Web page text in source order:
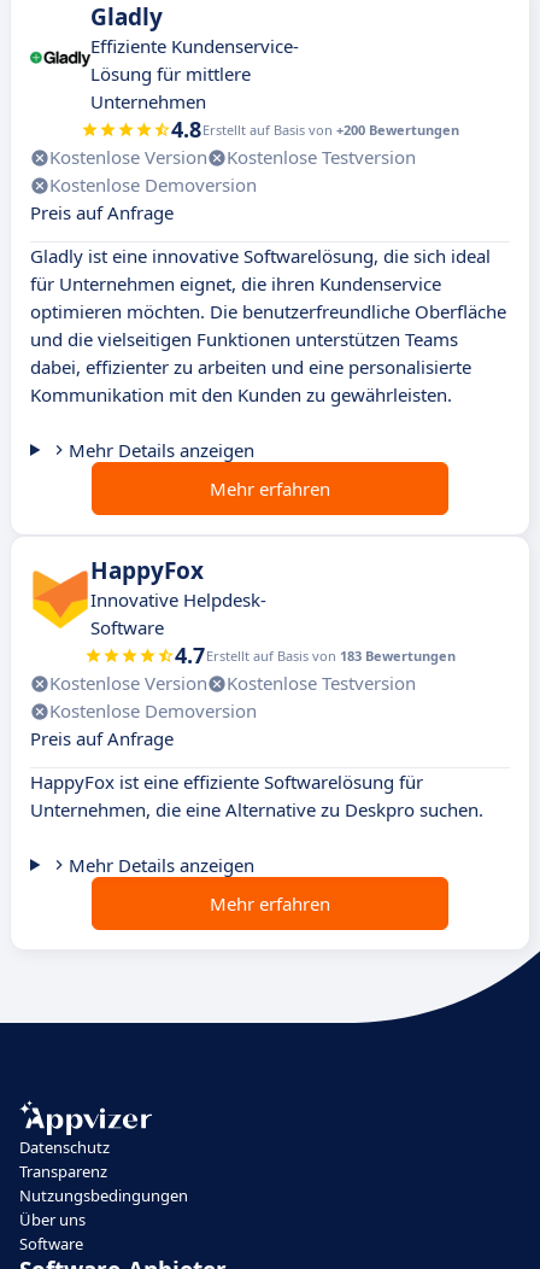
Gladly
Effiziente Kundenservice-
Lösung für mittlere
Unternehmen
4.8Erstellt auf Basis von +200 Bewertungen
Kostenlose Version
Kostenlose Testversion
Kostenlose Demoversion
Preis auf Anfrage
Gladly ist eine innovative Softwarelösung, die sich ideal
für Unternehmen eignet, die ihren Kundenservice
optimieren möchten. Die benutzerfreundliche Oberfläche
und die vielseitigen Funktionen unterstützen Teams
dabei, effizienter zu arbeiten und eine personalisierte
Kommunikation mit den Kunden zu gewährleisten.
Mehr Details anzeigen
Mehr erfahren
HappyFox
Innovative Helpdesk-
Software
4.7Erstellt auf Basis von 183 Bewertungen
Kostenlose Version
Kostenlose Testversion
Kostenlose Demoversion
Preis auf Anfrage
HappyFox ist eine effiziente Softwarelösung für
Unternehmen, die eine Alternative zu Deskpro suchen.
Mehr Details anzeigen
Mehr erfahren
Datenschutz
Transparenz
Nutzungsbedingungen
Über uns
Software